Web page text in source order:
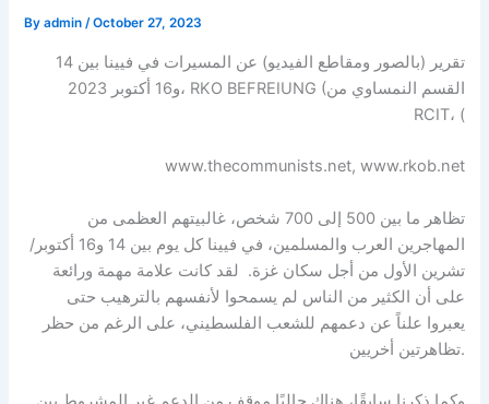
Byadmin/October 27, 2023
و16 أكتوبر 2023، RKO BEFREIUNG (القسم النمساوي من
RCIT، (
www.thecommunists.net, www.rkob.net
المهاجرين العرب والمسلمين، في فيينا كل يوم بين 14 و16 أكتوبر/
تشرين الأول من أجل سكان غزة. لقد كانت علامة مهمة ورائعة
على أن الكثير من الناس لم يسمحوا لأنفسهم بالترهيب حتى
يعبروا علناً عن دعمهم للشعب الفلسطيني، على الرغم من حظر
تظاهرتين أخريين.